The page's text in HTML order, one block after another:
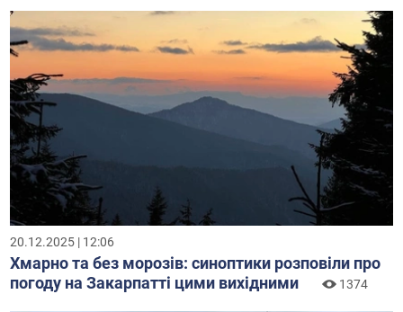
20.12.2025 | 12:06
Хмарно та без морозів: синоптики розповіли про
погоду на Закарпатті цими вихідними
1374